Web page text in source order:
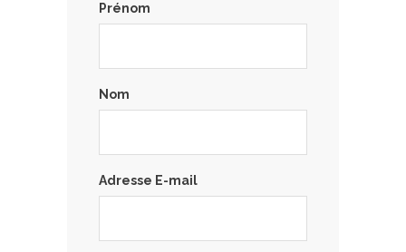
Prénom
Nom
Adresse E-mail